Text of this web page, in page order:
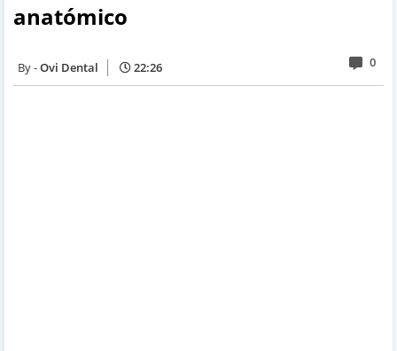
anatómico
Ovi Dental 22:26 0